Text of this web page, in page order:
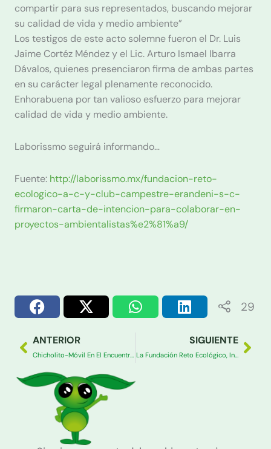
compartir para sus representados, buscando mejorar
su calidad de vida y medio ambiente”
Los testigos de este acto solemne fueron el Dr. Luis
Jaime Cortéz Méndez y el Lic. Arturo Ismael Ibarra
Dávalos, quienes presenciaron firma de ambas partes
en su carácter legal plenamente reconocido.
Enhorabuena por tan valioso esfuerzo para mejorar
calidad de vida y medio ambiente.
Laborissmo seguirá informando…
Fuente: http://laborissmo.mx/fundacion-reto-
ecologico-a-c-y-club-campestre-erandeni-s-c-
firmaron-carta-de-intencion-para-colaborar-en-
proyectos-ambientalistas%e2%81%a9/
29
AntANTERIOR
Chicholito-Móvil En El Encuentro de Ecotecnias Este 29 De Nov En El CIAC De C.U.⁩
SIGUIENTE
La Fundación Reto Ecológico, Inspirados En Su Personaje Ambientalista Chicholito, Presenta El Vehículo De Bajas Emisiones